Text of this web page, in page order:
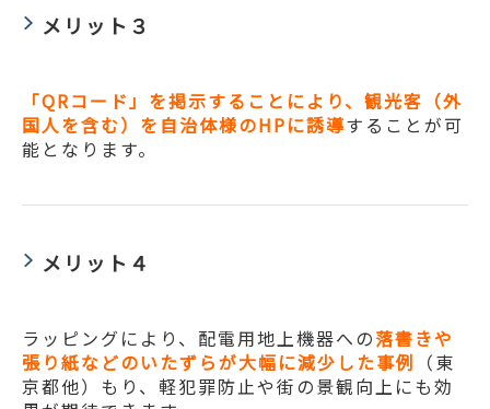
メリット３
「QRコード」を掲示することにより、観光客（外
国人を含む）を自治体様のHPに誘導することが可
能となります。
メリット４
ラッピングにより、配電用地上機器への落書きや
張り紙などのいたずらが大幅に減少した事例 （東
京都他）もり、軽犯罪防止や街の景観向上にも効